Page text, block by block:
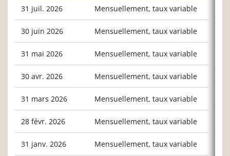
31 juil. 2026 Mensuellement, taux variable
30 juin 2026 Mensuellement, taux variable
31 mai 2026 Mensuellement, taux variable
30 avr. 2026 Mensuellement, taux variable
31 mars 2026 Mensuellement, taux variable
28 févr. 2026 Mensuellement, taux variable
31 janv. 2026 Mensuellement, taux variable